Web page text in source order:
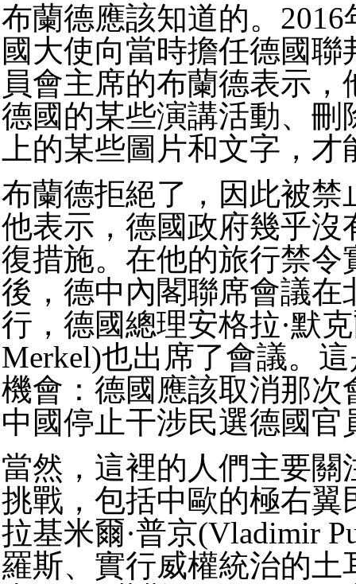
布蘭德應該知道的。
國大使向當時擔任德國聯
員會主席的布蘭德表示，
德國的某些演講活動、刪
上的某些圖片和文字，
布蘭德拒絕了，因此被禁
他表示，德國政府幾乎沒
復措施。在他的旅行禁令
後，德中內閣聯席會議在
行，德國總理安格拉·默
Merkel)也出席了會議。
機會：德國應該取消那次
中國停止干涉民選德國官
當然，這裡的人們主要關
挑戰，包括中歐的極右翼
拉基米爾·普京(Vladimir
羅斯、實行威權統治的土